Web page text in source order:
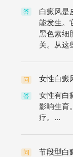
答
白癜风是
能发生。
黑色素细
关。从这
问 女性白癜
答
女性有白
影响生育
疗。...
问 节段型白